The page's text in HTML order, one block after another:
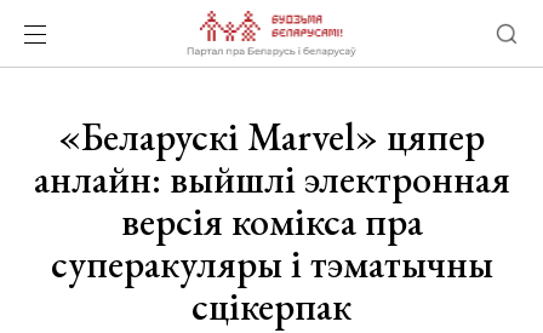
«Беларускі Marvel» цяпер
анлайн: выйшлі электронная
версія комікса пра
суперакуляры і тэматычны
сцікерпак